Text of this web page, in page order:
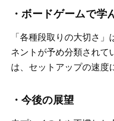
・ボードゲームで学
「各種段取りの大切さ
ネントが予め分類されて
は、セットアップの速度
・今後の展望